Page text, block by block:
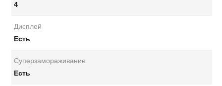
4
Дисплей
Есть
Суперзамораживание
Есть